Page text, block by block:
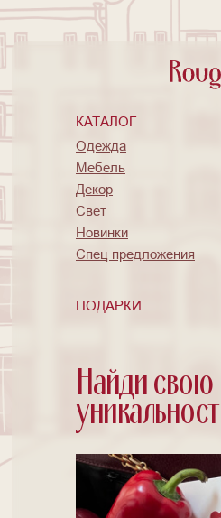
КАТАЛОГ
ПОДАРКИ
Одежда
Мебель
Декор
Свет
Новинки
Спец предложения
Найди свою